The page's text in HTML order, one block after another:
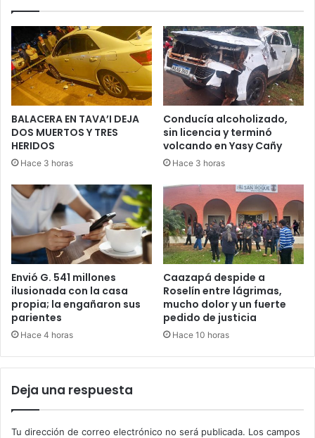
BALACERA EN TAVA’I DEJA
DOS MUERTOS Y TRES
HERIDOS
Hace 3 horas
Conducía alcoholizado,
sin licencia y terminó
volcando en Yasy Cañy
Hace 3 horas
Envió G. 541 millones
ilusionada con la casa
propia; la engañaron sus
parientes
Hace 4 horas
Caazapá despide a
Roselín entre lágrimas,
mucho dolor y un fuerte
pedido de justicia
Hace 10 horas
Deja una respuesta
Tu dirección de correo electrónico no será publicada. Los campos